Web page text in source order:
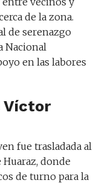
de la zona.
de serenazgo
Nacional
en las labores
Víctor
fue trasladada al
donde
de turno para la